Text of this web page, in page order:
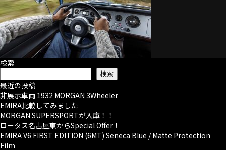
検索
検索
最近の投稿
非展示車両 1932 MORGAN 3Wheeler
EMIRA比較してみました
MORGAN SUPERSPORTが入庫！！
ロータス名古屋東からSpecial Offer！
EMIRA V6 FIRST EDITION (6MT) Seneca Blue / Matte Protection
Film